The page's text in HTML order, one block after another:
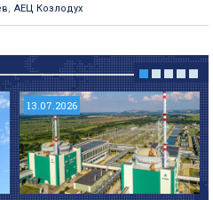
, АЕЦ Козлодух
13.07.2026